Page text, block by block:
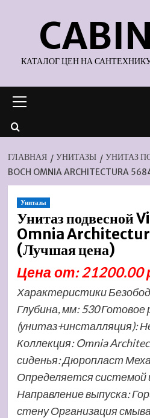
содержимому
КАТАЛОГ ЦЕН НА
меню
ГЛАВНАЯ УНИТАЗЫ
УНИТАЗ
BOCH OMNIA ARCHITECTURA
Унитазы
Унитаз подвесной
Omnia
(Лучшая цена)
Цена от: 21200.00
Характеристики
Глубина, мм: 530 Готовое
(унитаз+инсталляция):
Коллекция: Omnia
сиденья: Дюропласт
Определяется системой
Направление выпуска:
стену Организация